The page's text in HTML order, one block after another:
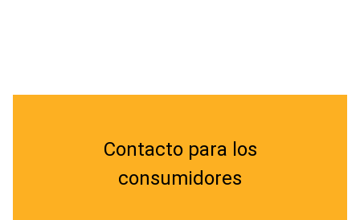
Contacto para los
consumidores